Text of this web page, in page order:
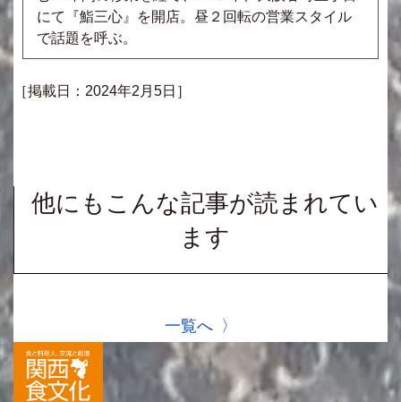
にて『鮨三心』を開店。昼２回転の営業スタイル
で話題を呼ぶ。
［掲載日：2024年2月5日］
他にもこんな記事が読まれてい
ます
一覧へ